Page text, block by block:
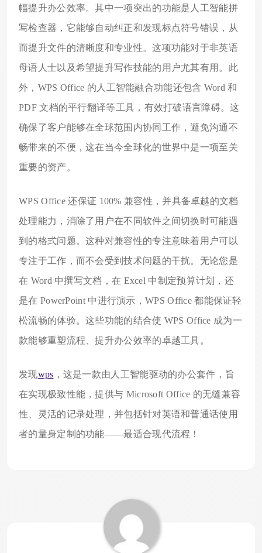
幅提升办公效率。其中一项突出的功能是人工智能拼
写检查器，它能够自动纠正和发现标点符号错误，从
而提升文件的清晰度和专业性。这项功能对于非英语
母语人士以及希望提升写作技能的用户尤其有用。此
外，WPS Office 的人工智能融合功能还包含 Word 和
PDF 文档的平行翻译等工具，有效打破语言障碍。这
确保了客户能够在全球范围内协同工作，避免沟通不
畅带来的不便，这在当今全球化的世界中是一项至关
重要的资产。
WPS Office 还保证 100% 兼容性，并具备卓越的文档
处理能力，消除了用户在不同软件之间切换时可能遇
到的格式问题。这种对兼容性的专注意味着用户可以
专注于工作，而不会受到技术问题的干扰。无论您是
在 Word 中撰写文档，在 Excel 中制定预算计划，还
是在 PowerPoint 中进行演示，WPS Office 都能保证轻
松流畅的体验。这些功能的结合使 WPS Office 成为一
款能够重塑流程、提升办公效率的卓越工具。
发现wps ，这是一款由人工智能驱动的办公套件，旨
在实现极致性能，提供与 Microsoft Office 的无缝兼容
性、灵活的记录处理，并包括针对英语和普通话使用
者的量身定制的功能——最适合现代流程！